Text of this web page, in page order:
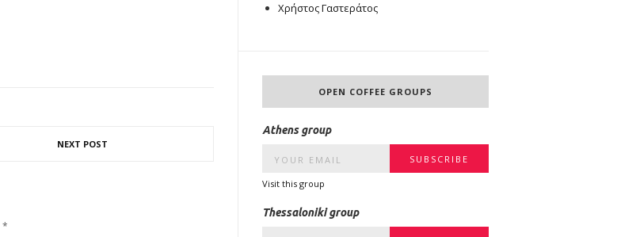
NEXT POST
*
Χρήστος Γαστεράτος
OPEN COFFEE GROUPS
Athens group
Visit this group
Thessaloniki group